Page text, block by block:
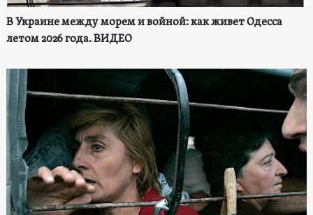
В Украине между морем и войной: как живет Одесса
летом 2026 года. ВИДЕО